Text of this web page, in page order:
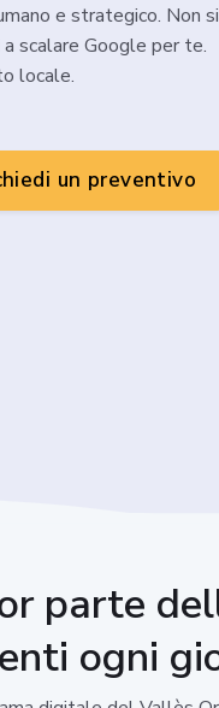
e strategico. Non
scalare Google per te.
locale.
un preventivo
parte
ogni